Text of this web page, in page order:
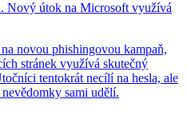
Nový útok na Microsoft využívá
novou phishingovou kampaň,
stránek využívá skutečný
tentokrát necílí na hesla, ale
sami udělí.